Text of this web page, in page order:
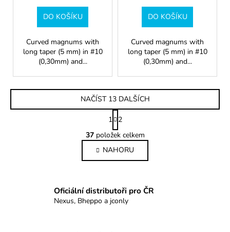
DO KOŠÍKU
Curved magnums with
long taper (5 mm) in #10
(0,30mm) and...
DO KOŠÍKU
Curved magnums with
long taper (5 mm) in #10
(0,30mm) and...
O
v
l
á
a
c
NAČÍST 13 DALŠÍCH
S
t
r
á
n
k
á
n
1
2
37položek celkem
NAHORU
Oficiální distributoři pro ČR
Nexus, Bheppo a jconly